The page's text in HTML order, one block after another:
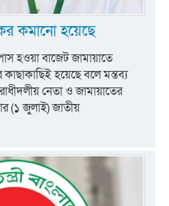
কমানো হয়েছে
হওয়া বাজেট জামায়াতে
কাছাকাছিই হয়েছে বলে মন্তব্য
নেতা ও জামায়াতের
(১ জুলাই) জাতীয়